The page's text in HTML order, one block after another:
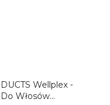
Wellplex -
Włosów...